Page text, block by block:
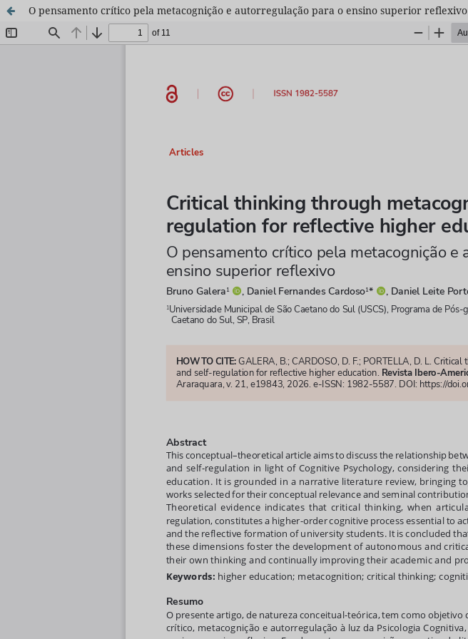
O pensamento crítico pela metacognição e autorregulação para o ensino superior reflexivo